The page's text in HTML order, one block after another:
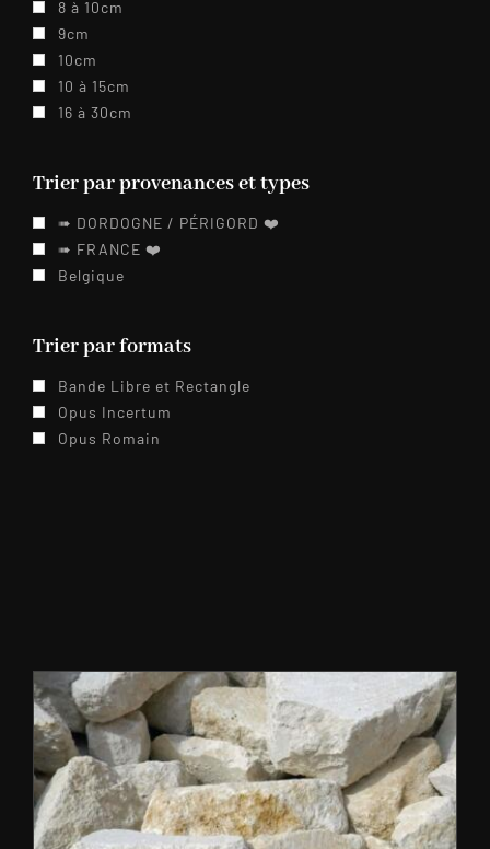
8 à 10cm
9cm
10cm
10 à 15cm
16 à 30cm
Trier par provenances et types
➠ DORDOGNE / PÉRIGORD ❤️️
➠ FRANCE ❤️️
Belgique
Trier par formats
Bande Libre et Rectangle
Opus Incertum
Opus Romain